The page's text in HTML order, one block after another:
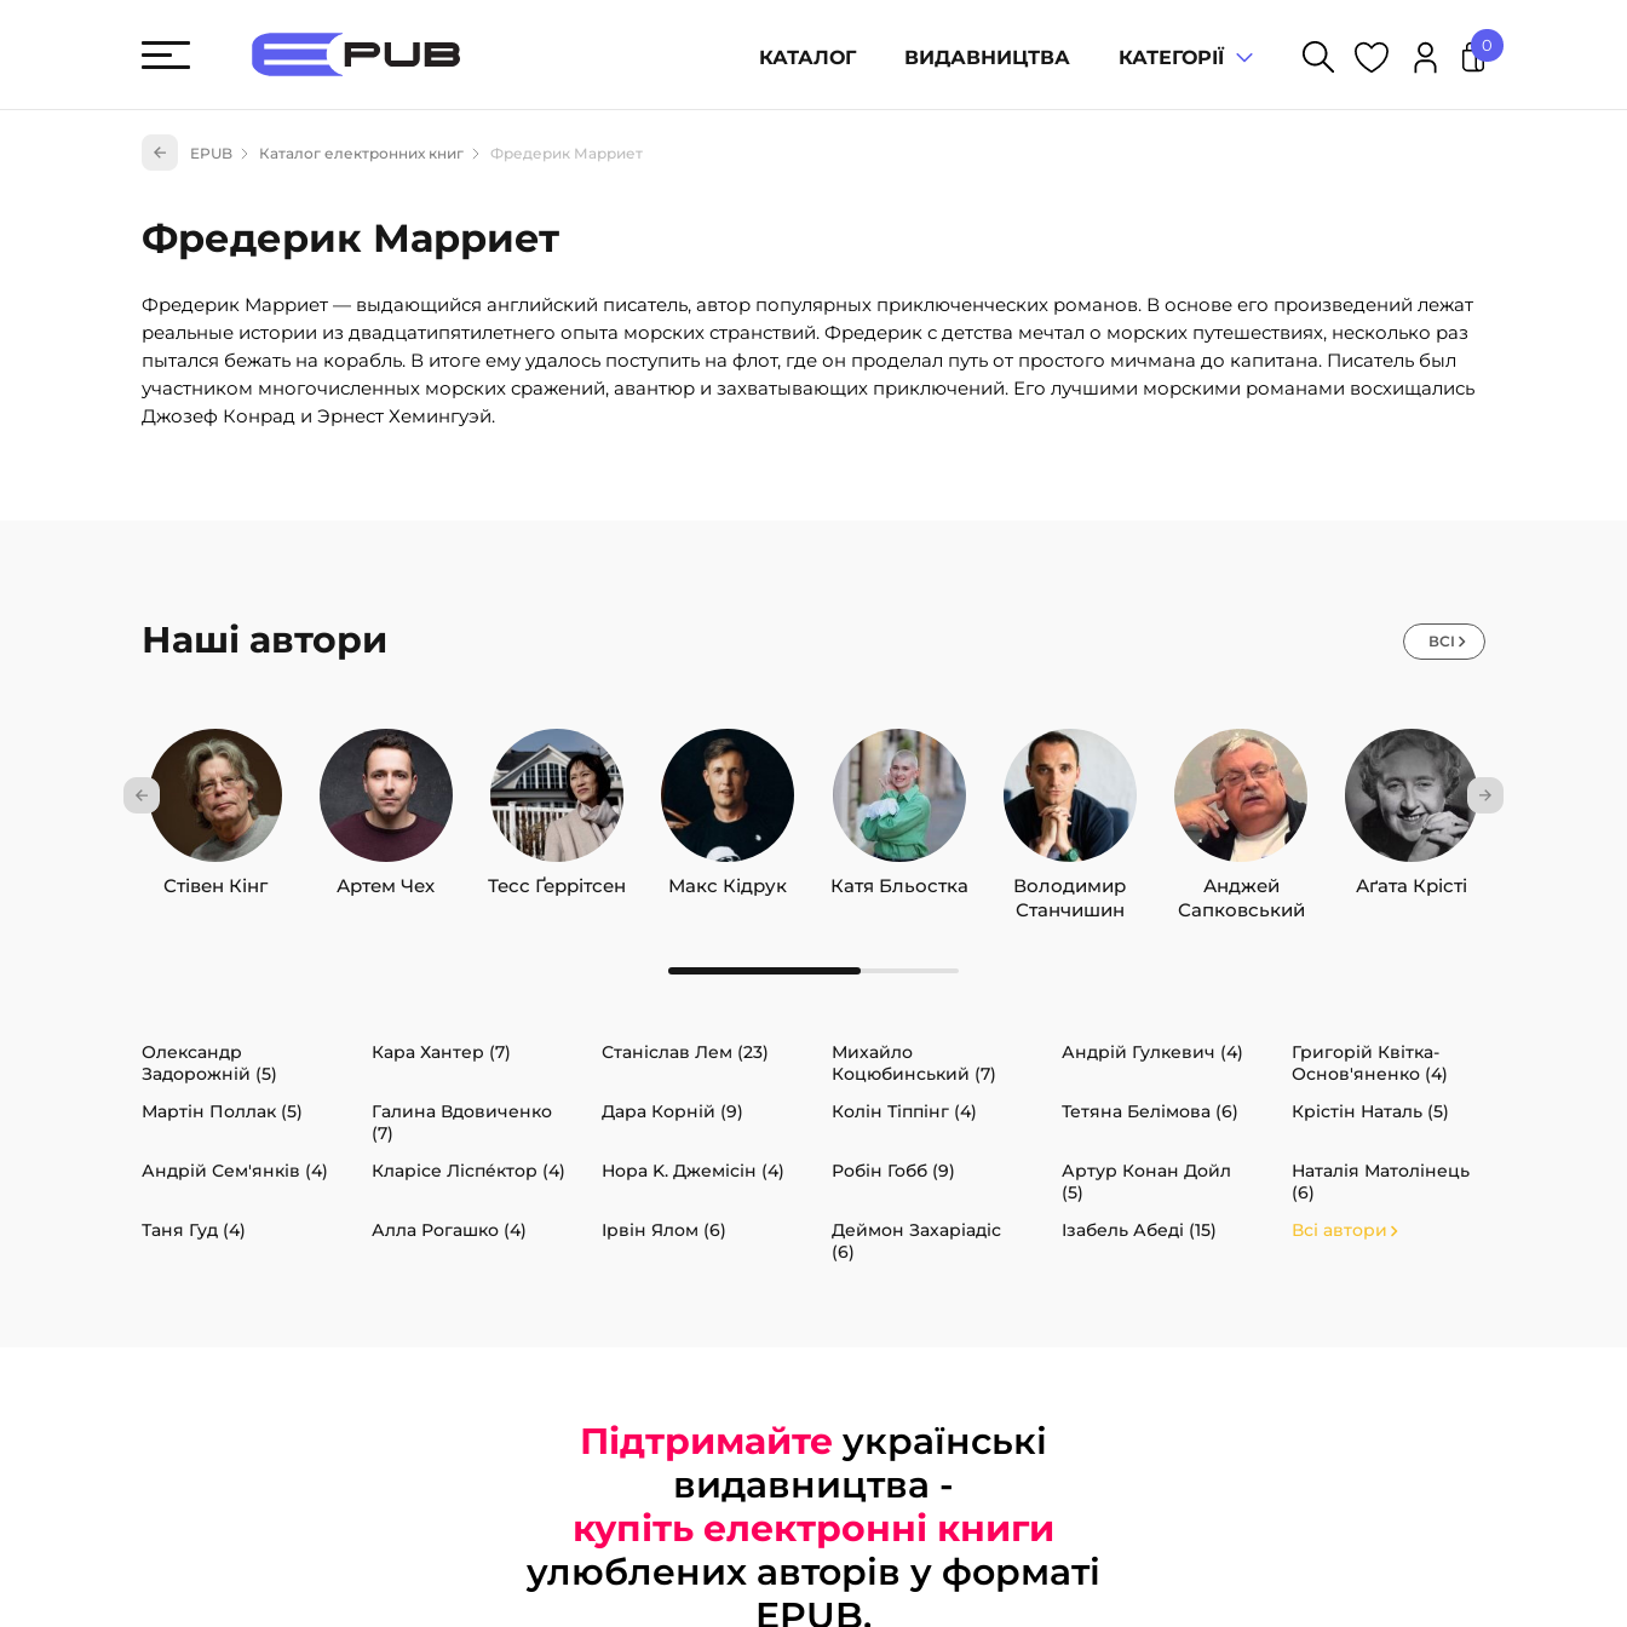
КАТАЛОГ ВИДАВНИЦТВА КАТЕГОРІЇ
Художня література (1854)
Науково-популярна література (1015)
(527)
Енциклопедії, довідники, словники
(55)
0
У кошику немає товарів.
EPUB Каталог електронних книг Фредерик Марриет
Фредерик Марриет
Фредерик Марриет — выдающийся английский писатель, автор популярных приключенческих романов. В основе его произведений лежат
реальные истории из двадцатипятилетнего опыта морских странствий. Фредерик с детства мечтал о морских путешествиях, несколько раз
пытался бежать на корабль. В итоге ему удалось поступить на флот, где он проделал путь от простого мичмана до капитана. Писатель был
участником многочисленных морских сражений, авантюр и захватывающих приключений. Его лучшими морскими романами восхищались
Джозеф Конрад и Эрнест Хемингуэй.
Наші автори ВСІ
Стівен Кінг Артем Чех Тесс Ґеррітсен Макс Кідрук Катя Бльостка
Володимир
Станчишин
Анджей
Сапковський
Аґата Крісті
Олександр
Задорожній (5)
Кара Хантер (7) Станіслав Лем (23)
Михайло
Коцюбинський (7)
Андрій Гулкевич (4)
Григорій Квітка-
Основ'яненко (4)
Мартін Поллак (5)
Галина Вдовиченко
(7)
Дара Корній (9) Колін Тіппінг (4) Тетяна Белімова (6) Крістін Наталь (5)
Андрій Сем'янків (4) Кларісе Ліспéктор (4) Нора K. Джемісін (4) Робін Гобб (9)
Артур Конан Дойл
(5)
Наталія Матолінець
(6)
Таня Гуд (4)
Алла Рогашко (4) Ірвін Ялом (6)
Деймон Захаріадіс
(6)
Ізабель Абеді (15) Всі автори
Підтримайте українські
видавництва -
купіть електронні книги
улюблених авторів у форматі
EPUB.